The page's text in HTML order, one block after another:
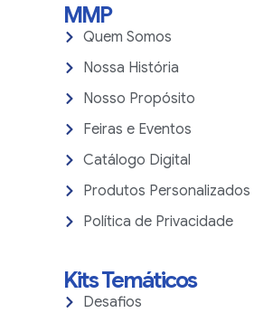
MMP
Quem Somos
Nossa História
Nosso Propósito
Feiras e Eventos
Catálogo Digital
Produtos Personalizados
Política de Privacidade
Kits Temáticos
Desafios